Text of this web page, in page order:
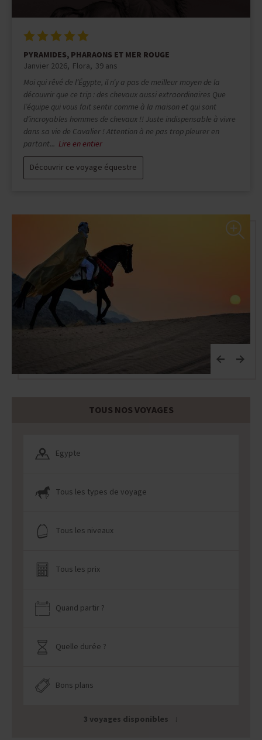
PYRAMIDES, PHARAONS ET MER ROUGE
Mars 2025 MALLAURIE 30 ans
Je rêvais de visiter l'Egypte depuis un moment et je me suis dit
que ce serait encore mieux à cheval, mais j'étais loin d'imaginer
à quel point ce voyage serait incroyable ! Vraiment une semaine
de rêve ! Tout était parfait : un programme vraiment bien pensé
qui permet de découvrir la beauté de ce pays et de prendre...
Lire en entier
Découvrir ce voyage équestre
TOUS NOS VOYAGES
Egypte
Tous les types de voyage
Tous les niveaux
Tous les prix
Quand partir ?
Quelle durée ?
Bons plans
3 voyages disponibles